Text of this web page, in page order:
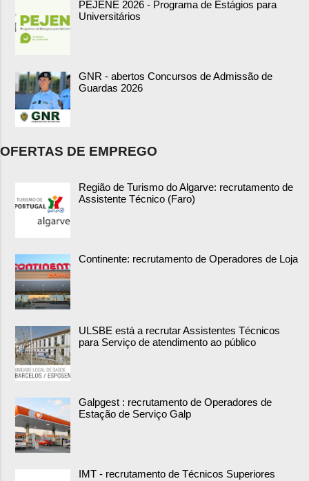
PEJENE 2026 - Programa de Estágios para
Universitários
GNR - abertos Concursos de Admissão de
Guardas 2026
OFERTAS DE EMPREGO
Região de Turismo do Algarve: recrutamento de
Assistente Técnico (Faro)
Continente: recrutamento de Operadores de Loja
ULSBE está a recrutar Assistentes Técnicos
para Serviço de atendimento ao público
Galpgest : recrutamento de Operadores de
Estação de Serviço Galp
IMT - recrutamento de Técnicos Superiores